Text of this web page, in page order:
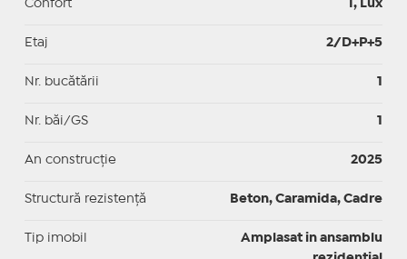
Confort I, Lux
Etaj 2/D+P+5
Nr. bucătării 1
Nr. băi/GS 1
An construcție 2025
Structură rezistență Beton, Caramida, Cadre
Tip imobil
Amplasat in ansamblu